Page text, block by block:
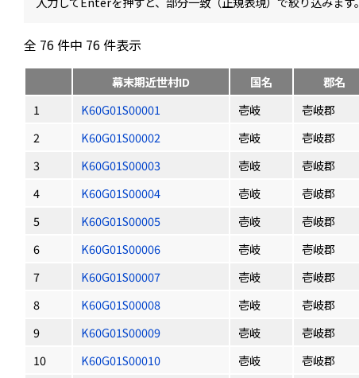
全 76 件中 76 件表示
幕末期近世村ID 国名 郡名
1
K60G01S00001 壱岐 壱岐郡
2
K60G01S00002 壱岐 壱岐郡
3
K60G01S00003 壱岐 壱岐郡
4
K60G01S00004 壱岐 壱岐郡
5
K60G01S00005 壱岐 壱岐郡
6
K60G01S00006 壱岐 壱岐郡
7
K60G01S00007 壱岐 壱岐郡
8
K60G01S00008 壱岐 壱岐郡
9
K60G01S00009 壱岐 壱岐郡
10
K60G01S00010 壱岐 壱岐郡